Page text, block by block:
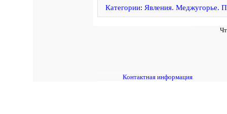
Категории: Явления. Меджугорье.
Контактная информация